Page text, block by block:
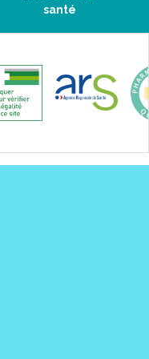
santé